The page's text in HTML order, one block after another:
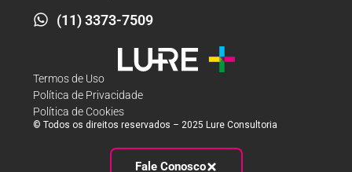
Termos de Uso
Política de Privacidade
Política de Cookies
© Todos os direitos reservados – 2025 Lure Consultoria
(11) 3373-7509
Fale Conosco